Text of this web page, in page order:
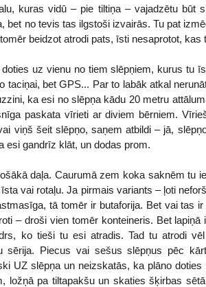
kuras vidū – pie tiltiņa – vajadzētu būt
bet no tevis tas ilgstoši izvairās. Tu pat
beidzot atrodi pats, īsti nesaprotot, kas
uz vienu no tiem slēpņiem, kurus tu
taciņai, bet GPS... Par to labāk atkal
ka esi no slēpņa kādu 20 metru
paskata vīrieti ar diviem bērniem.
viņš šeit slēpņo, saņem atbildi – jā,
esi gandrīz klāt, un dodas prom.
daļa. Caurumā zem koka saknēm tu
vai rotaļu. Ja pirmais variants – ļoti
tā tomēr ir butaforija. Bet vai tas
– droši vien tomēr konteineris. Bet
ko tieši tu esi atradis. Tad tu atrodi
sērija. Piecus vai sešus slēpņus pēc
UZ slēpņa un neizskatās, ka plāno
ložņā pa tiltapakšu un skaties šķirbas